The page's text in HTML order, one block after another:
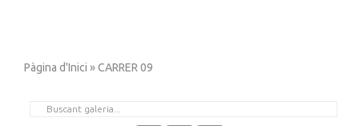
Pàgina d'Inici » CARRER 09